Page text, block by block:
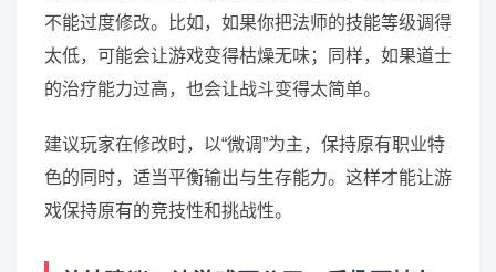
不能过度修改。比如，如果你把法师的技能等级调得
太低，可能会让游戏变得枯燥无味；同样，如果道士
的治疗能力过高，也会让战斗变得太简单。
建议玩家在修改时，以“微调”为主，保持原有职业特
色的同时，适当平衡输出与生存能力。这样才能让游
戏保持原有的竞技性和挑战性。